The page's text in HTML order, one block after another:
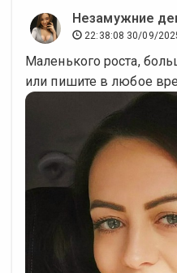
Незамужние
22:38:08 30/09/
Маленького роста,
или пишите в любое